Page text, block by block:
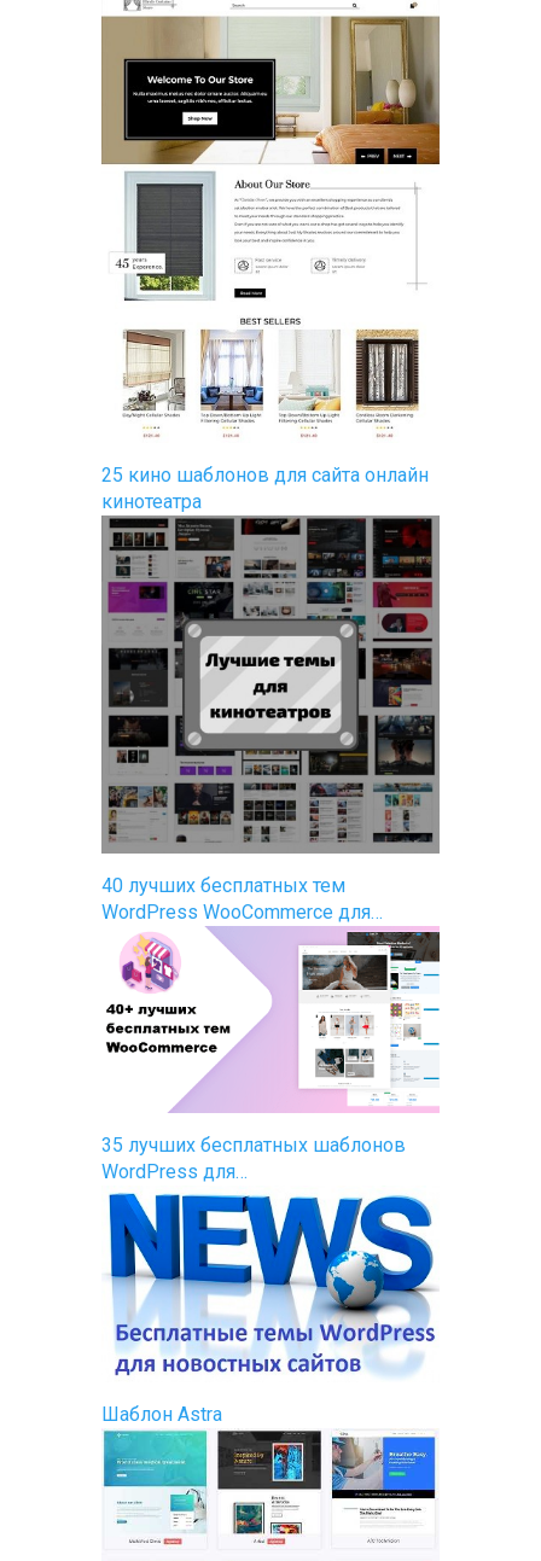
25 кино шаблонов для сайта онлайн
кинотеатра
40 лучших бесплатных тем
WordPress WooCommerce для…
35 лучших бесплатных шаблонов
WordPress для…
Шаблон Astra